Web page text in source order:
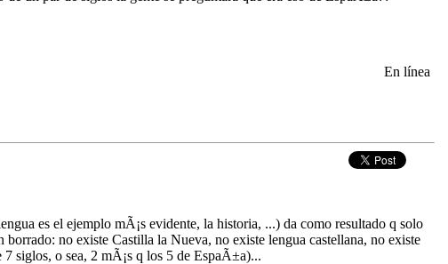
En línea
es el ejemplo mÃ¡s evidente, la historia, ...) da como resultado q solo
no existe Castilla la Nueva, no existe lengua castellana, no existe
siglos, o sea, 2 mÃ¡s q los 5 de EspaÃ±a)...